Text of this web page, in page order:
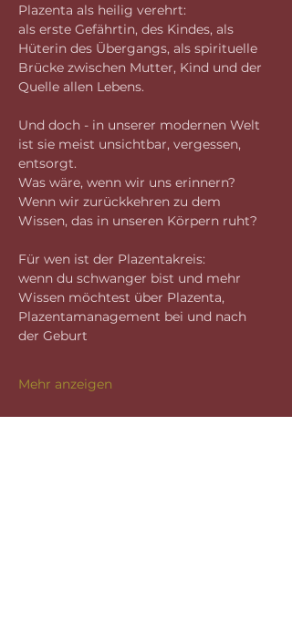
Plazenta als heilig verehrt:
als erste Gefährtin, des Kindes, als
Hüterin des Übergangs, als spirituelle
Brücke zwischen Mutter, Kind und der
Quelle allen Lebens.
Und doch - in unserer modernen Welt
ist sie meist unsichtbar, vergessen,
entsorgt.
Was wäre, wenn wir uns erinnern?
Wenn wir zurückkehren zu dem
Wissen, das in unseren Körpern ruht?
Für wen ist der Plazentakreis:
wenn du schwanger bist und mehr
Wissen möchtest über Plazenta,
Plazentamanagement bei und nach
der Geburt
Mehr anzeigen